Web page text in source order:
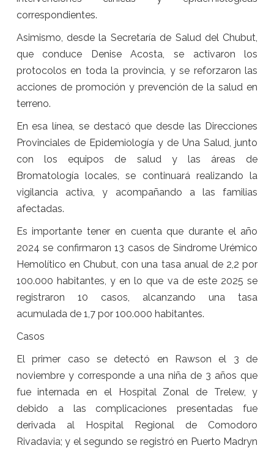
correspondientes.
Asimismo, desde la Secretaría de Salud del Chubut,
que conduce Denise Acosta, se activaron los
protocolos en toda la provincia, y se reforzaron las
acciones de promoción y prevención de la salud en
terreno.
En esa línea, se destacó que desde las Direcciones
Provinciales de Epidemiología y de Una Salud, junto
con los equipos de salud y las áreas de
Bromatología locales, se continuará realizando la
vigilancia activa, y acompañando a las familias
afectadas.
Es importante tener en cuenta que durante el año
2024 se confirmaron 13 casos de Síndrome Urémico
Hemolítico en Chubut, con una tasa anual de 2,2 por
100.000 habitantes, y en lo que va de este 2025 se
registraron 10 casos, alcanzando una tasa
acumulada de 1,7 por 100.000 habitantes.
Casos
El primer caso se detectó en Rawson el 3 de
noviembre y corresponde a una niña de 3 años que
fue internada en el Hospital Zonal de Trelew, y
debido a las complicaciones presentadas fue
derivada al Hospital Regional de Comodoro
Rivadavia; y el segundo se registró en Puerto Madryn